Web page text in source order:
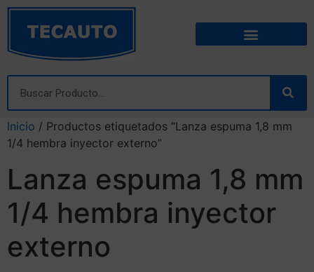
Inicio / Productos etiquetados “Lanza espuma 1,8 mm
1/4 hembra inyector externo”
Lanza espuma 1,8 mm
1/4 hembra inyector
externo